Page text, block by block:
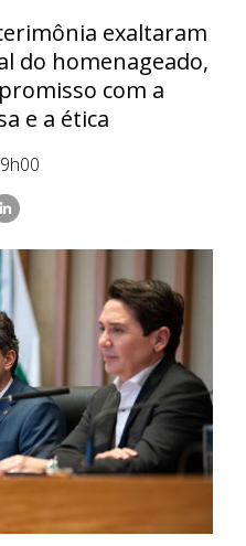
exaltaram
do homenageado,
com a
e a ética